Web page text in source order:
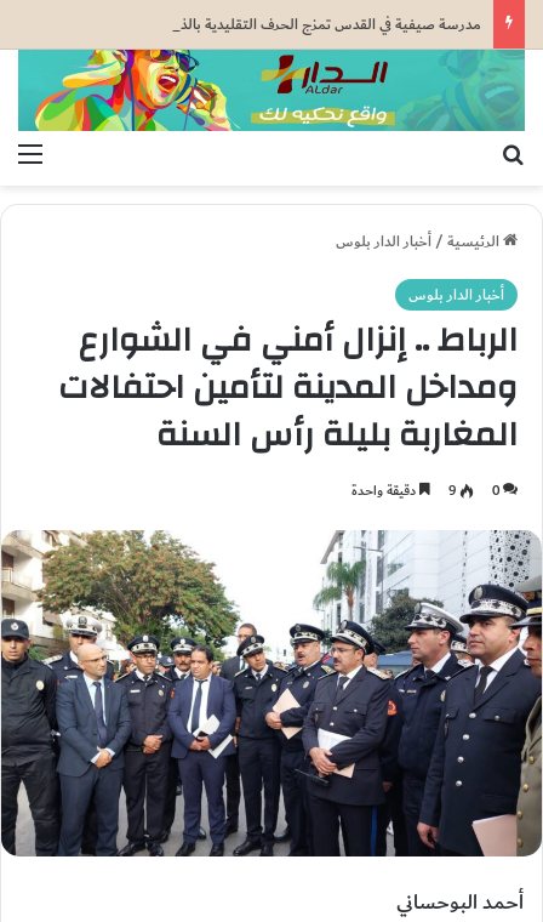
الرئيسية/أخبار الدار بلوس
أخبار الدار بلوس
الرباط .. إنزال أمني في الشوارع
ومداخل المدينة لتأمين احتفالات
المغاربة بليلة رأس السنة
0
9 دقيقة واحدة
أحمد البوحساني